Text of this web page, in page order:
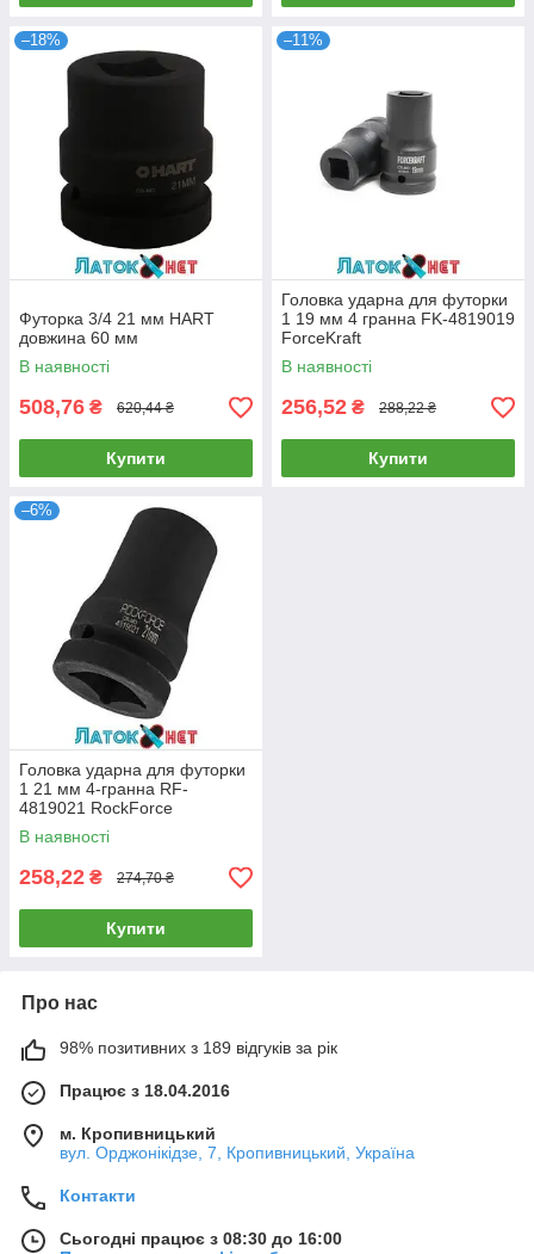
–18%
Футорка 3/4 21 мм HART
довжина 60 мм
В наявності
508,76 ₴ 620,44 ₴
Купити
–11%
Головка ударна для футорки
1 19 мм 4 гранна FK-4819019
ForceKraft
В наявності
256,52 ₴ 288,22 ₴
Купити
–6%
Головка ударна для футорки
1 21 мм 4-гранна RF-
4819021 RockForce
В наявності
258,22 ₴ 274,70 ₴
Купити
Про нас
98% позитивних з 189 відгуків за рік
Працює з 18.04.2016
м. Кропивницький
вул. Орджонікідзе, 7, Кропивницький, Україна
Контакти
Сьогодні працює з 08:30 до 16:00